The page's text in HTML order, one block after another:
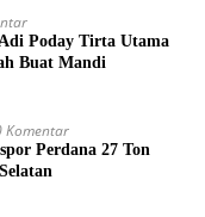
Poday Tirta Utama
Buat Mandi
Komentar
Perdana 27 Ton